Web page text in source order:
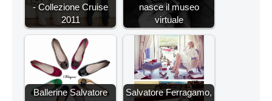
- Collezione Cruise
2011
nasce il museo
virtuale
Ballerine Salvatore
Salvatore Ferragamo,